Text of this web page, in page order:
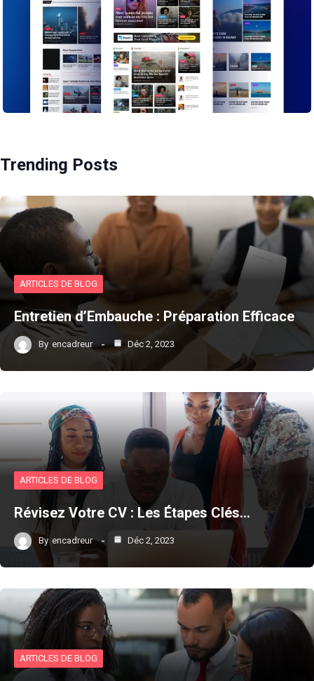
Trending Posts
ARTICLES DE BLOG
Entretien d’Embauche : Préparation Efficace
By encadreur Déc 2, 2023
ARTICLES DE BLOG
Révisez Votre CV : Les Étapes Clés…
By encadreur Déc 2, 2023
ARTICLES DE BLOG